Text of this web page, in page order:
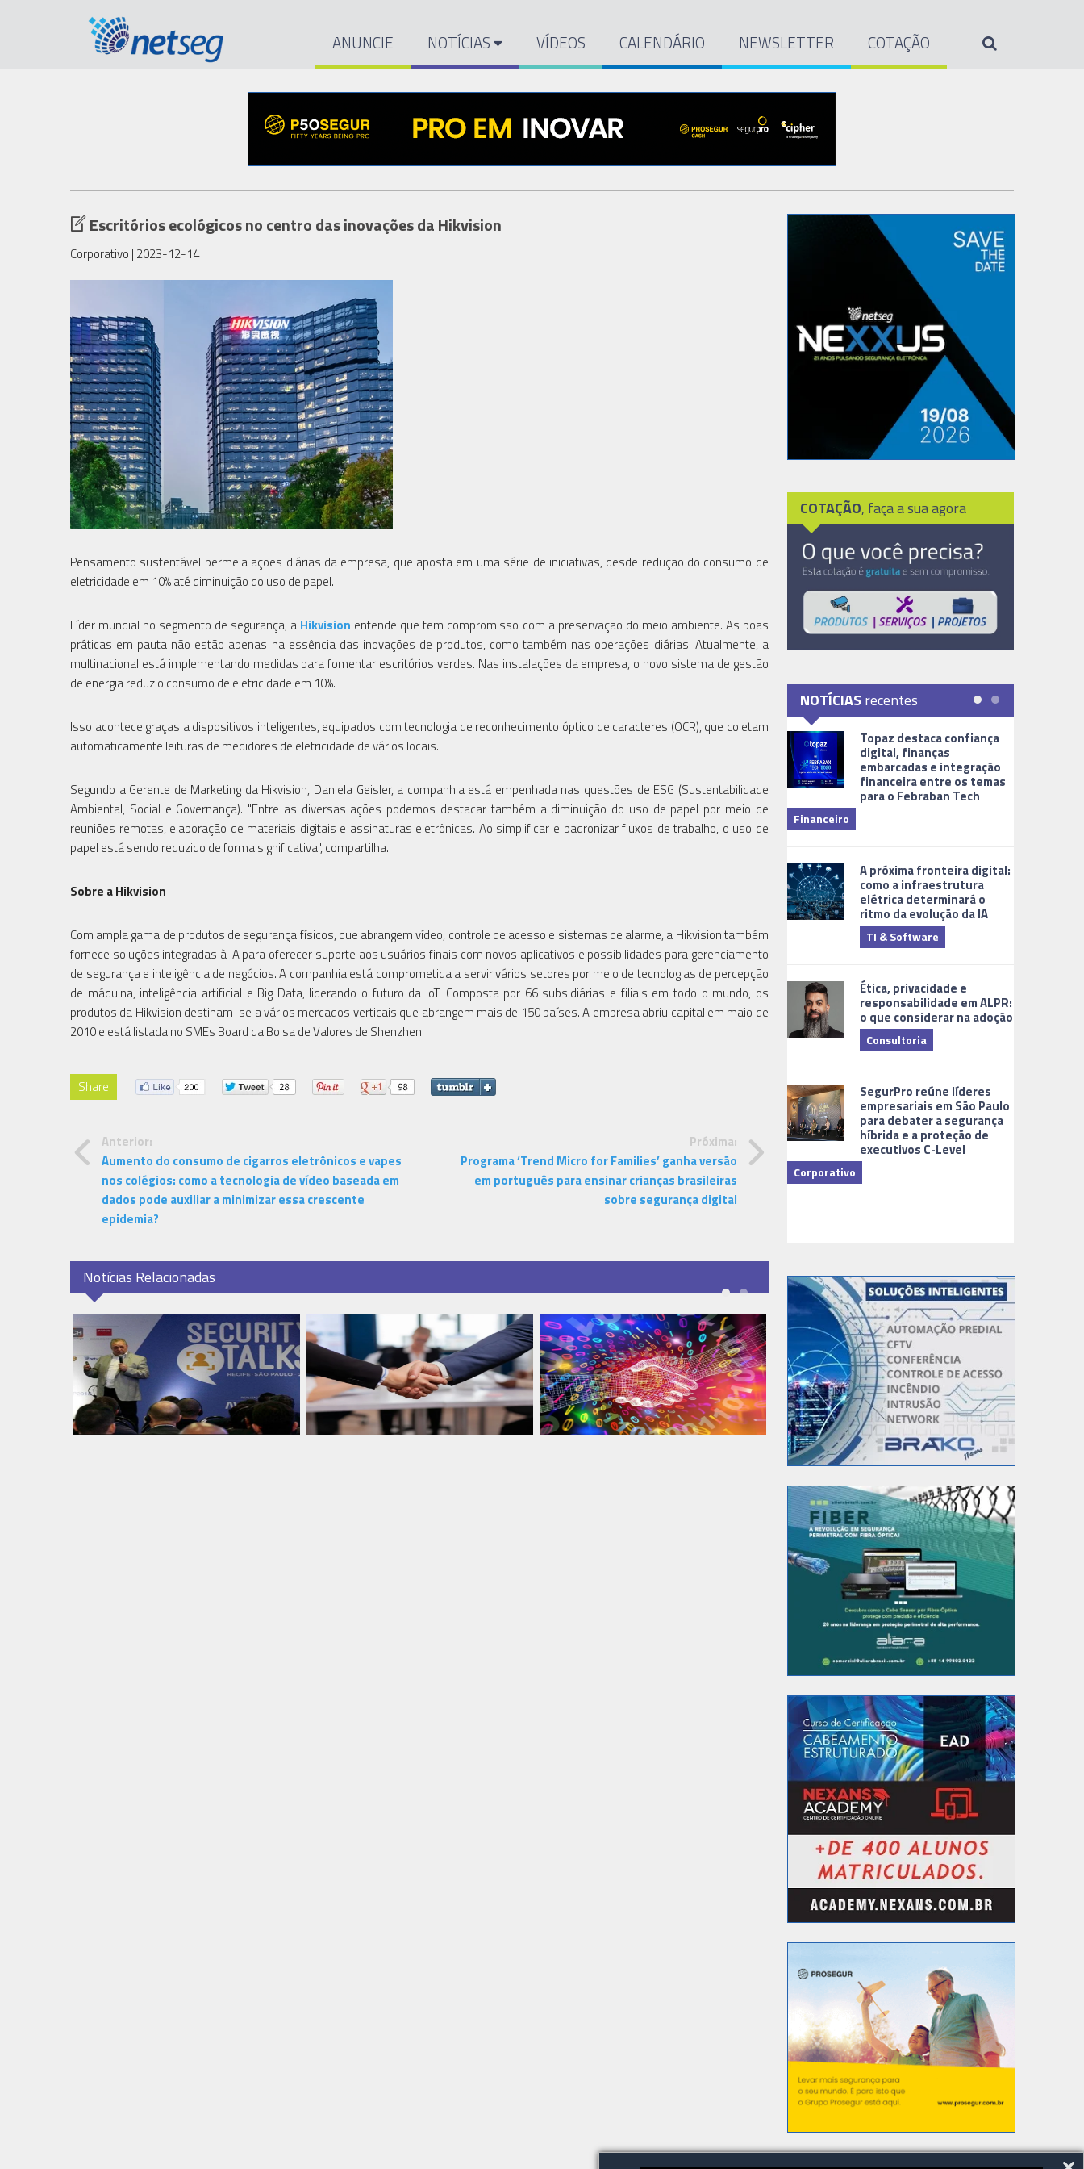
ANUNCIE NOTÍCIAS VÍDEOS CALENDÁRIO NEWSLETTER COTAÇÃO
Escritórios ecológicos no centro das inovações da Hikvision
Corporativo | 2023-12-14
Pensamento sustentável permeia ações diárias da empresa, que aposta em uma série de iniciativas, desde redução do consumo de
eletricidade em 10% até diminuição do uso de papel.
Líder mundial no segmento de segurança, a Hikvision entende que tem compromisso com a preservação do meio ambiente. As boas
práticas em pauta não estão apenas na essência das inovações de produtos, como também nas operações diárias. Atualmente, a
multinacional está implementando medidas para fomentar escritórios verdes. Nas instalações da empresa, o novo sistema de gestão
de energia reduz o consumo de eletricidade em 10%.
Isso acontece graças a dispositivos inteligentes, equipados com tecnologia de reconhecimento óptico de caracteres (OCR), que coletam
automaticamente leituras de medidores de eletricidade de vários locais.
Segundo a Gerente de Marketing da Hikvision, Daniela Geisler, a companhia está empenhada nas questões de ESG (Sustentabilidade
Ambiental, Social e Governança). "Entre as diversas ações podemos destacar também a diminuição do uso de papel por meio de
reuniões remotas, elaboração de materiais digitais e assinaturas eletrônicas. Ao simplificar e padronizar fluxos de trabalho, o uso de
papel está sendo reduzido de forma significativa", compartilha.
Sobre a Hikvision
Com ampla gama de produtos de segurança físicos, que abrangem vídeo, controle de acesso e sistemas de alarme, a Hikvision também
fornece soluções integradas à IA para oferecer suporte aos usuários finais com novos aplicativos e possibilidades para gerenciamento
de segurança e inteligência de negócios. A companhia está comprometida a servir vários setores por meio de tecnologias de percepção
de máquina, inteligência artificial e Big Data, liderando o futuro da IoT. Composta por 66 subsidiárias e filiais em todo o mundo, os
produtos da Hikvision destinam-se a vários mercados verticais que abrangem mais de 150 países. A empresa abriu capital em maio de
2010 e está listada no SMEs Board da Bolsa de Valores de Shenzhen.
Share
Anterior:
Aumento do consumo de cigarros eletrônicos e vapes
nos colégios: como a tecnologia de vídeo baseada em
dados pode auxiliar a minimizar essa crescente
epidemia?
Próxima:
Programa ‘Trend Micro for Families’ ganha versão
em português para ensinar crianças brasileiras
sobre segurança digital
Notícias Relacionadas
COTAÇÃO, faça a sua agora
NOTÍCIASrecentes
Topaz destaca confiança
digital, finanças
embarcadas e integração
financeira entre os temas
para o Febraban Tech
Financeiro
A próxima fronteira digital:
como a infraestrutura
elétrica determinará o
ritmo da evolução da IA
TI & Software
Ética, privacidade e
responsabilidade em ALPR:
o que considerar na adoção
Consultoria
SegurPro reúne líderes
empresariais em São Paulo
para debater a segurança
híbrida e a proteção de
executivos C-Level
Corporativo